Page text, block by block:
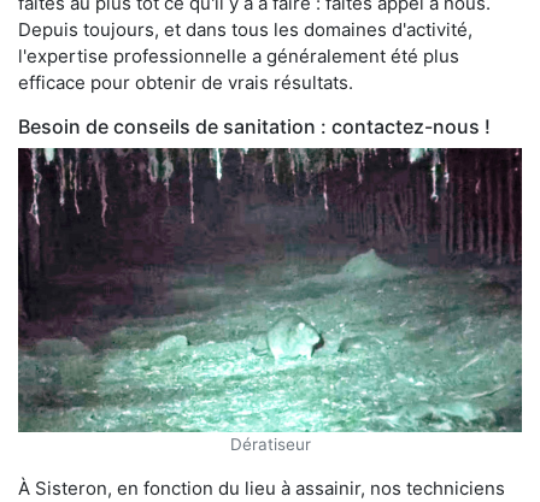
Depuis toujours, et dans tous les domaines d'activité,
l'expertise professionnelle a généralement été plus
efficace pour obtenir de vrais résultats.
Besoin de conseils de sanitation : contactez-nous !
Dératiseur
À Sisteron, en fonction du lieu à assainir, nos techniciens